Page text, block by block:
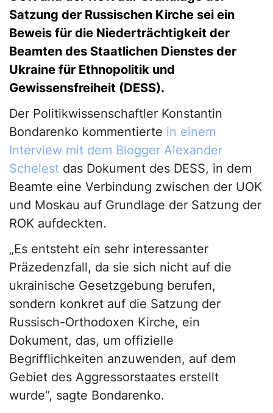
Satzung der Russischen Kirche sei ein
Beweis für die Niederträchtigkeit der
Beamten des Staatlichen Dienstes der
Ukraine für Ethnopolitik und
Gewissensfreiheit (DESS).
Der Politikwissenschaftler Konstantin
Bondarenko kommentierte in einem
Interview mit dem Blogger Alexander
Schelest das Dokument des DESS, in dem
Beamte eine Verbindung zwischen der UOK
und Moskau auf Grundlage der Satzung der
ROK aufdeckten.
„Es entsteht ein sehr interessanter
Präzedenzfall, da sie sich nicht auf die
ukrainische Gesetzgebung berufen,
sondern konkret auf die Satzung der
Russisch-Orthodoxen Kirche, ein
Dokument, das, um offizielle
Begrifflichkeiten anzuwenden, auf dem
Gebiet des Aggressorstaates erstellt
wurde“, sagte Bondarenko.